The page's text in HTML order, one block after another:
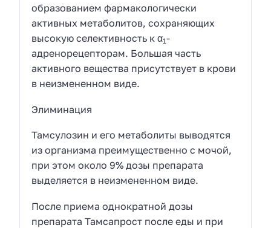
образованием фармакологически
активных метаболитов, сохраняющих
высокую селективность к α1-
адренорецепторам. Большая часть
активного вещества присутствует в крови
в неизмененном виде.
Элиминация
Тамсулозин и его метаболиты выводятся
из организма преимущественно с мочой,
при этом около 9% дозы препарата
выделяется в неизмененном виде.
После приема однократной дозы
препарата Тамсапрост после еды и при